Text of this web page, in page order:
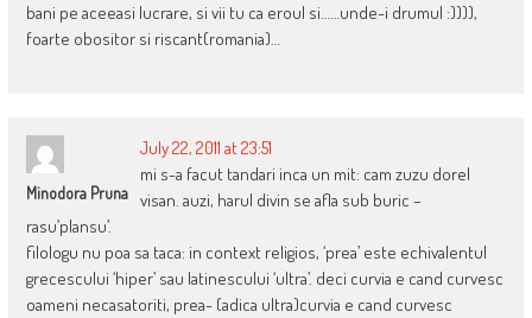
bani pe aceeasi lucrare, si vii tu ca eroul si……unde-i drumul :)))),
foarte obositor si riscant(romania)…
Minodora Pruna
July 22, 2011 at 23:51
mi s-a facut tandari inca un mit: cam zuzu dorel
visan. auzi, harul divin se afla sub buric –
rasu’plansu’.
filologu nu poa sa taca: in context religios, ‘prea’ este echivalentul
grecescului ‘hiper’ sau latinescului ‘ultra’. deci curvia e cand curvesc
oameni necasatoriti, prea- (adica ultra)curvia e cand curvesc